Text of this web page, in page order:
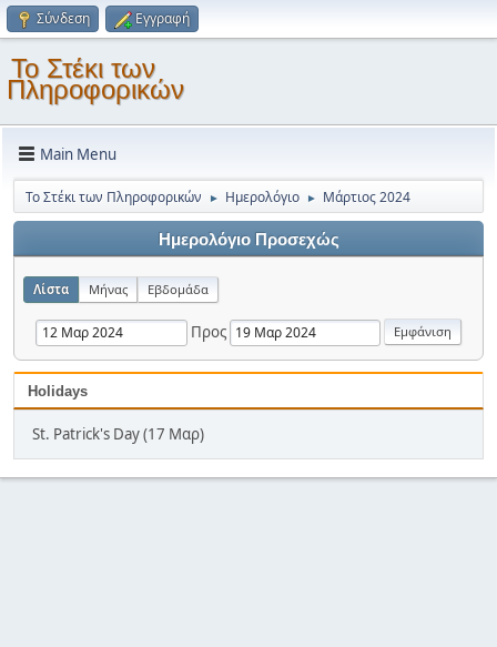
Σύνδεση Εγγραφή
Το Στέκι των
Πληροφορικών
Main Menu
Το Στέκι των Πληροφορικών ► Ημερολόγιο ► Μάρτιος 2024
Ημερολόγιο Προσεχώς
Λίστα Μήνας Εβδομάδα
Προς
Holidays
St. Patrick's Day (17 Μαρ)